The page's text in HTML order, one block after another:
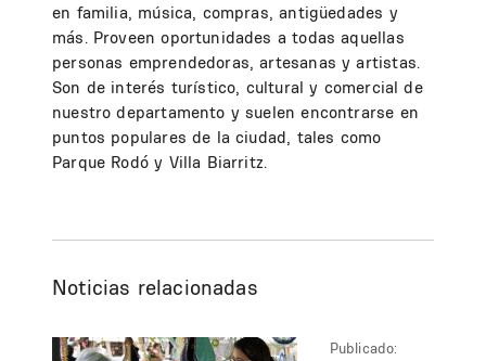
en familia, música, compras, antigüedades y
más. Proveen oportunidades a todas aquellas
personas emprendedoras, artesanas y artistas.
Son de interés turístico, cultural y comercial de
nuestro departamento y suelen encontrarse en
puntos populares de la ciudad, tales como
Parque Rodó y Villa Biarritz.
Noticias relacionadas
Publicado: